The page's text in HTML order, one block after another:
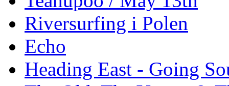
Riversurfing i Polen
Echo
Heading East - Going